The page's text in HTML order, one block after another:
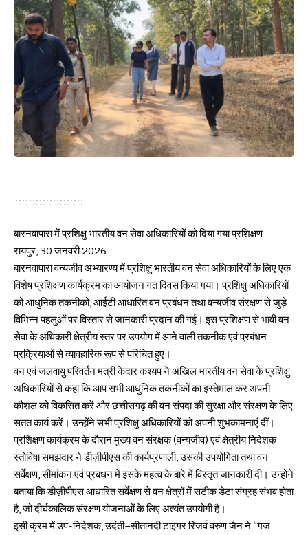
बारनवापारा में प्रशिक्षु भारतीय वन सेवा अधिकारियों को दिया गया प्रशिक्षण
रायपुर, 30 जनवरी 2026
बारनवापारा वन्यजीव अभ्यारण्य में प्रशिक्षु भारतीय वन सेवा अधिकारियों के लिए एक
विशेष प्रशिक्षण कार्यक्रम का आयोजन गत दिवस किया गया। प्रशिक्षु अधिकारियों
को आधुनिक तकनीकों, आईटी आधारित वन प्रबंधन तथा वन्यजीव संरक्षण से जुड़े
विभिन्न पहलुओं पर विस्तार से जानकारी प्रदान की गई। इस प्रशिक्षण से भावी वन
सेवा के अधिकारी क्षेत्रीय स्तर पर उपयोग में आने वाली तकनीक एवं प्रबंधन
प्रक्रियाओं से व्यावहारिक रूप से परिचित हुए।
वन एवं जलवायु परिवर्तन मंत्री केदार कश्यप ने अखिल भारतीय वन सेवा के प्रशिक्षु
अधिकारियों से कहा कि आप सभी आधुनिक तकनीकों का इस्तेमाल कर अपनी
कौशल को विकसित करें और छत्तीसगढ़ की वन संपदा की सुरक्षा और संरक्षण के लिए
सतत कार्य करें। उन्होंने सभी प्रशिक्षु अधिकारियों को अपनी शुभकामनाएं दीं।
प्रशिक्षण कार्यक्रम के दौरान मुख्य वन संरक्षक (वन्यजीव) एवं क्षेत्रीय निदेशक
स्तोविषा समझदार ने डीज़ीपीएस की कार्यप्रणाली, उसकी उपयोगिता तथा वन
सर्वेक्षण, सीमांकन एवं प्रबंधन में इसके महत्व के बारे में विस्तृत जानकारी दी। उन्होंने
बताया कि डीज़ीपीएस आधारित सर्वेक्षण से वन क्षेत्रों में सटीक डेटा संग्रह संभव होता
है, जो दीर्घकालिक संरक्षण योजनाओं के लिए अत्यंत उपयोगी है।
इसी क्रम में उप-निदेशक, उदंती–सीतानदी टाइगर रिजर्व वरुण जैन ने “गज